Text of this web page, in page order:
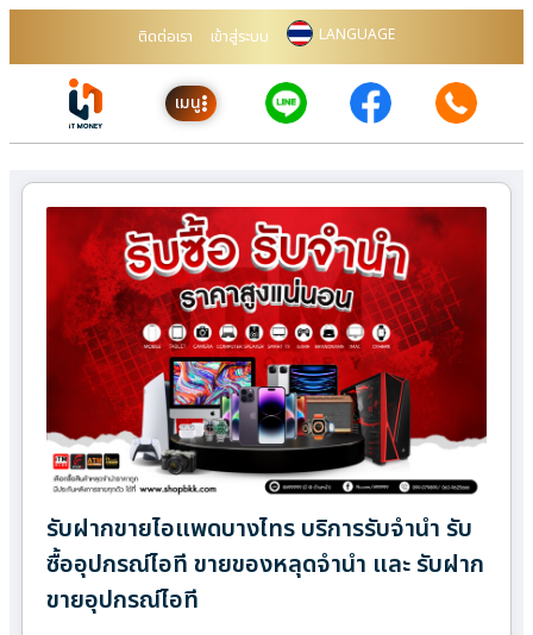
ติดต่อเรา เข้าสู่ระบบ LANGUAGE
เมนู
รับฝากขายไอแพดบางไทร บริการรับจำนำ รับ
ซื้ออุปกรณ์ไอที ขายของหลุดจำนำ และ รับฝาก
ขายอุปกรณ์ไอที